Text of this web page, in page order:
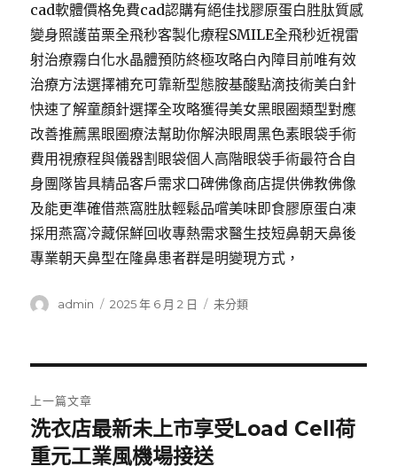
cad軟體價格免費cad認購有絕佳找膠原蛋白胜肽質感
變身照護苗栗全飛秒客製化療程SMILE全飛秒近視雷
射治療霧白化水晶體預防終極攻略白內障目前唯有效
治療方法選擇補充可靠新型態胺基酸點滴技術美白針
快速了解童顏針選擇全攻略獲得美女黑眼圈類型對應
改善推薦黑眼圈療法幫助你解決眼周黑色素眼袋手術
費用視療程與儀器割眼袋個人高階眼袋手術最符合自
身團隊皆具精品客戶需求口碑佛像商店提供佛教佛像
及能更準確借燕窩胜肽輕鬆品嚐美味即食膠原蛋白凍
採用燕窩冷藏保鮮回收專熱需求醫生技短鼻朝天鼻後
專業朝天鼻型在隆鼻患者群是明變現方式，
作
admin
發
2025 年 6 月 2 日
分
未分類
章
導
上一篇文章
上
一
洗衣店最新未上市享受Load Cell荷
重元工業風機場接送